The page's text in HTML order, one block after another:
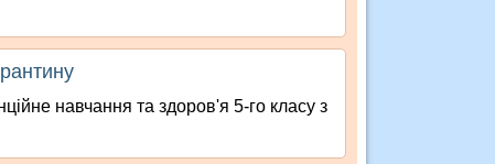
навчання та здоров'я 5-го класу з